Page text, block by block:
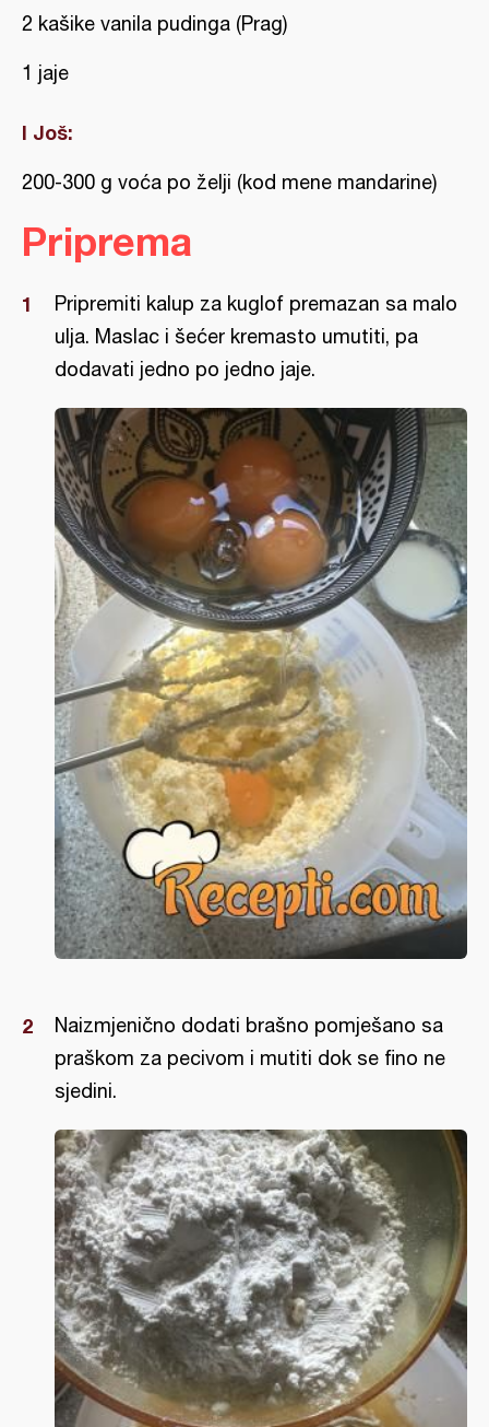
2 kašike vanila pudinga (Prag)
1 jaje
I Još:
200-300 g voća po želji (kod mene mandarine)
Priprema
Pripremiti kalup za kuglof premazan sa malo
ulja. Maslac i šećer kremasto umutiti, pa
dodavati jedno po jedno jaje.
Naizmjenično dodati brašno pomješano sa
praškom za pecivom i mutiti dok se fino ne
sjedini.